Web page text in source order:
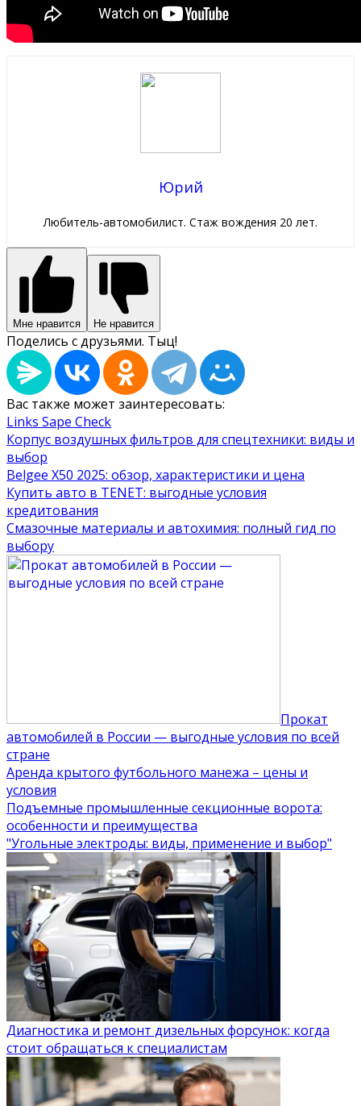
Юрий
Любитель-автомобилист. Стаж вождения 20 лет.
Мне нравится Не нравится
Поделись с друзьями. Тыц!
Вас также может заинтересовать:
Links Sape Check
Корпус воздушных фильтров для спецтехники: виды и
выбор
Belgee X50 2025: обзор, характеристики и цена
Купить авто в TENET: выгодные условия
кредитования
Смазочные материалы и автохимия: полный гид по
выбору
Прокат
автомобилей в России — выгодные условия по всей
стране
Аренда крытого футбольного манежа – цены и
условия
Подъемные промышленные секционные ворота:
особенности и преимущества
"Угольные электроды: виды, применение и выбор"
Диагностика и ремонт дизельных форсунок: когда
стоит обращаться к специалистам